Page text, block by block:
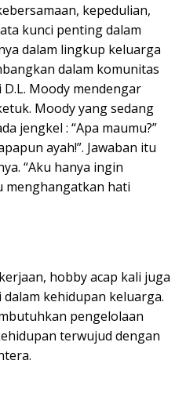
kepedulian,
kunci penting dalam
dalam lingkup keluarga
dalam komunitas
Moody mendengar
Moody yang sedang
jengkel : “Apa maumu?”
ayah!”. Jawaban itu
“Aku hanya ingin
menghangatkan hati
hobby acap kali juga
kehidupan keluarga.
pengelolaan
terwujud dengan